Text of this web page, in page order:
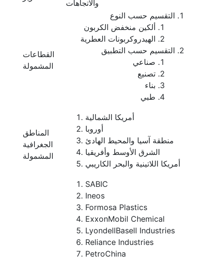
والاتجاهات
القطاعات
المشمولة
التقسيم حسب النوع
ألكين منخفض الكربون
الهيدروكربونات العطرية
التقسيم حسب التطبيق
صناعي
تصنيع
بناء
طبي
المناطق
الجغرافية
المشمولة
أمريكا الشمالية
أوروبا
منطقة آسيا والمحيط الهادئ
الشرق الأوسط وأفريقيا
أمريكا اللاتينية والبحر الكاريبي
SABIC
Ineos
Formosa Plastics
ExxonMobil Chemical
LyondellBasell Industries
Reliance Industries
PetroChina